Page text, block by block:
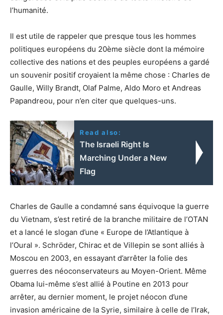
l’humanité.
Il est utile de rappeler que presque tous les hommes
politiques européens du 20ème siècle dont la mémoire
collective des nations et des peuples européens a gardé
un souvenir positif croyaient la même chose : Charles de
Gaulle, Willy Brandt, Olaf Palme, Aldo Moro et Andreas
Papandreou, pour n’en citer que quelques-uns.
Read also:
The Israeli Right Is
Marching Under a New
Flag
Charles de Gaulle a condamné sans équivoque la guerre
du Vietnam, s’est retiré de la branche militaire de l’OTAN
et a lancé le slogan d’une « Europe de l’Atlantique à
l’Oural ». Schröder, Chirac et de Villepin se sont alliés à
Moscou en 2003, en essayant d’arrêter la folie des
guerres des néoconservateurs au Moyen-Orient. Même
Obama lui-même s’est allié à Poutine en 2013 pour
arrêter, au dernier moment, le projet néocon d’une
invasion américaine de la Syrie, similaire à celle de l’Irak,